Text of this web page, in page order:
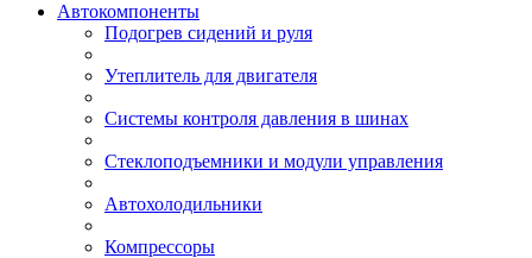
Автокомпоненты
Подогрев сидений и руля
Утеплитель для двигателя
Системы контроля давления в шинах
Стеклоподъемники и модули управления
Автохолодильники
Компрессоры